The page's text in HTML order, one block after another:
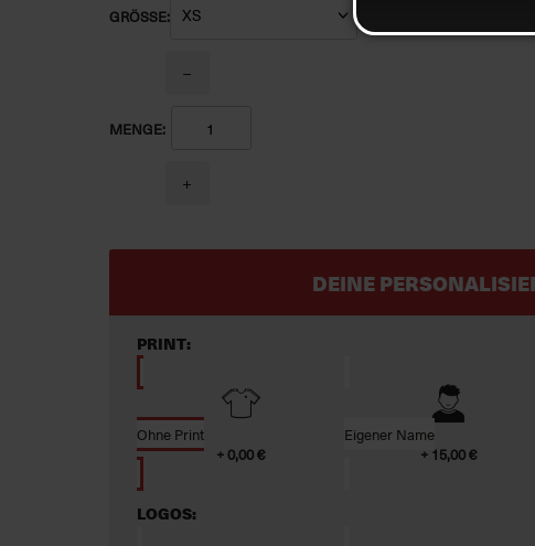
GRÖSSE:
MENGE:
−
+
DEINE
PRINT:
Ohne Print
+ 0,00 €
Eigener Name
+ 15,00 €
LOGOS: